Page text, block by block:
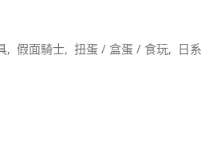
, 假面騎士, 扭蛋 / 盒蛋 / 食玩, 日系